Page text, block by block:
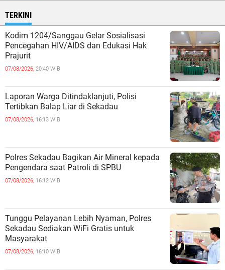
TERKINI
Kodim 1204/Sanggau Gelar Sosialisasi
Pencegahan HIV/AIDS dan Edukasi Hak
Prajurit
07/08/2026, 20:40 WIB
Laporan Warga Ditindaklanjuti, Polisi
Tertibkan Balap Liar di Sekadau
07/08/2026, 16:13 WIB
Polres Sekadau Bagikan Air Mineral kepada
Pengendara saat Patroli di SPBU
07/08/2026, 16:12 WIB
Tunggu Pelayanan Lebih Nyaman, Polres
Sekadau Sediakan WiFi Gratis untuk
Masyarakat
07/08/2026, 16:10 WIB